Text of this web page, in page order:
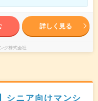
詳しく見る
グ株式会社
シニア向けマンシ